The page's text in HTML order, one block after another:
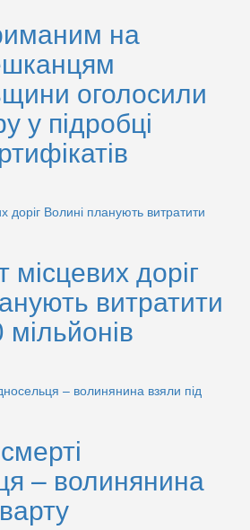
на
оголосили
у підробці
доріг
витратити
– волинянина